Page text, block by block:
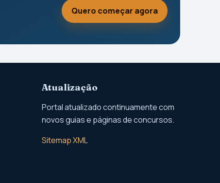
Quero começar agora
Atualização
Portal atualizado continuamente com
novos guias e páginas de concursos.
Sitemap XML